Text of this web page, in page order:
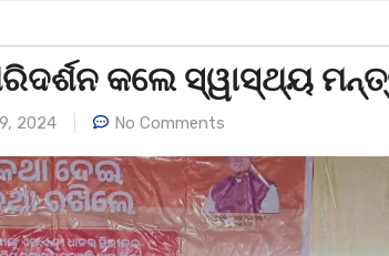
କଲେ ସ୍ୱାସ୍ଥ୍ୟ
2024 No Comments